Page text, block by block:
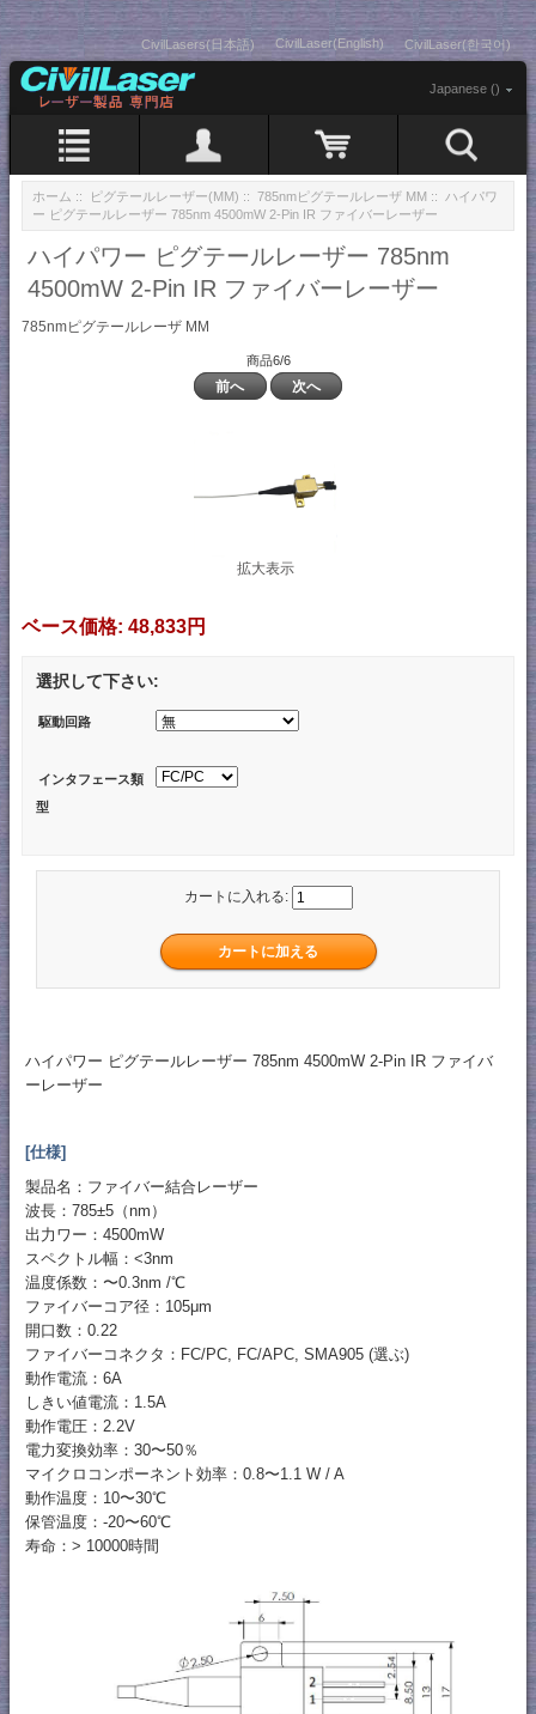
CivilLasers(日本語) CivilLaser(English) CivilLaser(한국어)
Japanese ()
ホーム :: ピグテールレーザー(MM) :: 785nmピグテールレーザ MM :: ハイパワ
ー ピグテールレーザー 785nm 4500mW 2-Pin IR ファイバーレーザー
ハイパワー ピグテールレーザー 785nm
4500mW 2-Pin IR ファイバーレーザー
785nmピグテールレーザ MM
商品6/6
前へ 次へ
拡大表示
ベース価格: 48,833円
選択して下さい:
駆動回路
インタフェース類
型
カートに入れる:
ハイパワー ピグテールレーザー 785nm 4500mW 2-Pin IR ファイバ
ーレーザー
[仕様]
製品名：ファイバー結合レーザー
波長：785±5（nm）
出力ワー：4500mW
スペクトル幅：<3nm
温度係数：〜0.3nm /℃
ファイバーコア径：105μm
開口数：0.22
ファイバーコネクタ：FC/PC, FC/APC, SMA905 (選ぶ)
動作電流：6A
しきい値電流：1.5A
動作電圧：2.2V
電力変換効率：30〜50％
マイクロコンポーネント効率：0.8〜1.1 W / A
動作温度：10〜30℃
保管温度：-20〜60℃
寿命：> 10000時間